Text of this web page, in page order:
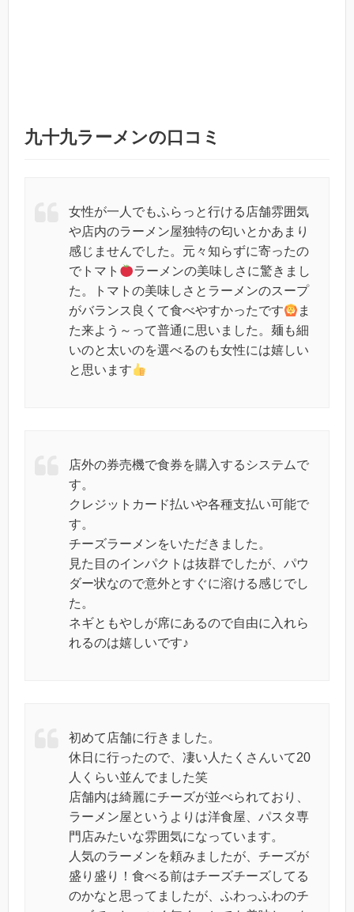
九十九ラーメンの口コミ
女性が一人でもふらっと行ける店舗雰囲気
や店内のラーメン屋独特の匂いとかあまり
感じませんでした。元々知らずに寄ったの
でトマト
ラーメンの美味しさに驚きまし
た。トマトの美味しさとラーメンのスープ
がバランス良くて食べやすかったです
ま
た来よう～って普通に思いました。麺も細
いのと太いのを選べるのも女性には嬉しい
と思います
店外の券売機で食券を購入するシステムで
す。
クレジットカード払いや各種支払い可能で
す。
チーズラーメンをいただきました。
見た目のインパクトは抜群でしたが、パウ
ダー状なので意外とすぐに溶ける感じでし
た。
ネギともやしが席にあるので自由に入れら
れるのは嬉しいです♪
初めて店舗に行きました。
休日に行ったので、凄い人たくさんいて20
人くらい並んでました笑
店舗内は綺麗にチーズが並べられており、
ラーメン屋というよりは洋食屋、パスタ専
門店みたいな雰囲気になっています。
人気のラーメンを頼みましたが、チーズが
盛り盛り！食べる前はチーズチーズしてる
のかなと思ってましたが、ふわっふわのチ